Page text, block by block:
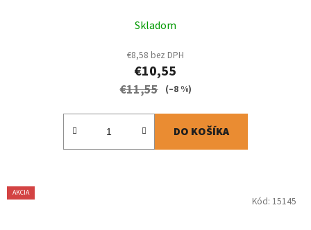
Skladom
€8,58 bez DPH
€10,55
€11,55 (–8 %)
DO KOŠÍKA
AKCIA
Kód: 15145